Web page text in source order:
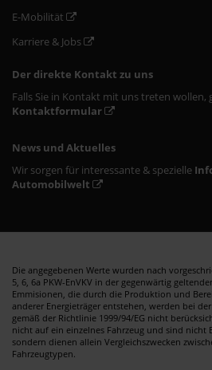
E-Mobilität
Karriere & Jobs
Der direkte Kontakt zu uns
Falls Sie in Kontakt mit uns treten wollen,
Kontaktformular
News und Aktuelles
Wir sorgen für interessante & spezielle
Automobilwelt
Die angegebenen Werte wurden nach
5, 6, 6a PKW-EnVKV in der gegenwärtig
Emmisionen, die durch die Produktion und
anderer Energieträger entstehen, werden bei
gemäß der Richtlinie 1999/94/EG nicht
nicht auf ein einzelnes Fahrzeug und sind nicht
sondern dienen allein Vergleichszwecken
Fahrzeugtypen.